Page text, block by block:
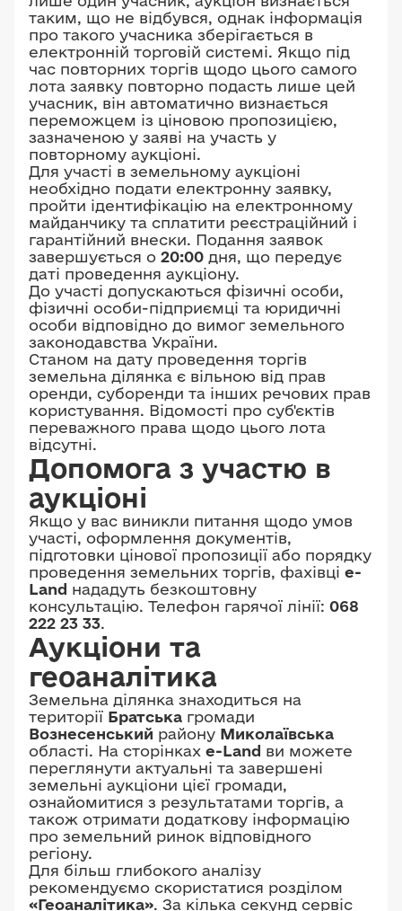
таким, що не відбувся, однак інформація
про такого учасника зберігається в
електронній торговій системі. Якщо під
час повторних торгів щодо цього самого
лота заявку повторно подасть лише цей
учасник, він автоматично визнається
переможцем із ціновою пропозицією,
зазначеною у заяві на участь у
повторному аукціоні.
Для участі в земельному аукціоні
необхідно подати електронну заявку,
пройти ідентифікацію на електронному
майданчику та сплатити реєстраційний і
гарантійний внески. Подання заявок
завершується о 20:00 дня, що передує
даті проведення аукціону.
До участі допускаються фізичні особи,
фізичні особи-підприємці та юридичні
особи відповідно до вимог земельного
законодавства України.
Станом на дату проведення торгів
земельна ділянка є вільною від прав
оренди, суборенди та інших речових прав
користування. Відомості про суб'єктів
переважного права щодо цього лота
відсутні.
Допомога з участю в
аукціоні
Якщо у вас виникли питання щодо умов
участі, оформлення документів,
підготовки цінової пропозиції або порядку
проведення земельних торгів, фахівці e-
Land нададуть безкоштовну
консультацію. Телефон гарячої лінії: 068
222 23 33.
Аукціони та
геоаналітика
Земельна ділянка знаходиться на
території Братська громади
Вознесенський району Миколаївська
області. На сторінках e-Land ви можете
переглянути актуальні та завершені
земельні аукціони цієї громади,
ознайомитися з результатами торгів, а
також отримати додаткову інформацію
про земельний ринок відповідного
регіону.
Для більш глибокого аналізу
рекомендуємо скористатися розділом
«Геоаналітика». За кілька секунд сервіс